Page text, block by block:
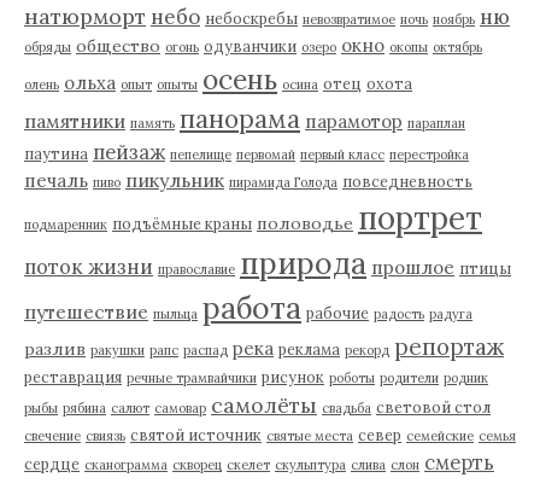
натюрморт небо небоскребы невозвратимое ночь ноябрь ню
обряды общество огонь одуванчики озеро окно окопы октябрь
олень ольха опыт опыты осень осина отец охота
памятники память панорама парамотор параплан
паутина пейзаж пепелище первомай первый класс перестройка
печаль пиво пикульник пирамида Голода повседневность
подмаренник подъёмные краны половодье портрет
поток жизни православие природа прошлое птицы
путешествие пыльца работа рабочие радость радуга
разлив ракушки рапс распад река реклама рекорд репортаж
реставрация речные трамвайчики рисунок роботы родители родник
рыбы рябина салют самовар самолёты свадьба световой стол
свечение свиязь святой источник святые места север семейские семья
сердце сканограмма скворец скелет скульптура слива слон смерть